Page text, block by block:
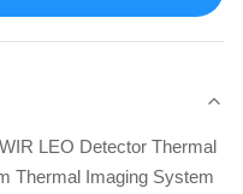
LEO Detector Thermal
Thermal Imaging System